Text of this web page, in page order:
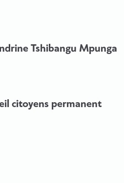
Tshibangu Mpunga
citoyens permanent